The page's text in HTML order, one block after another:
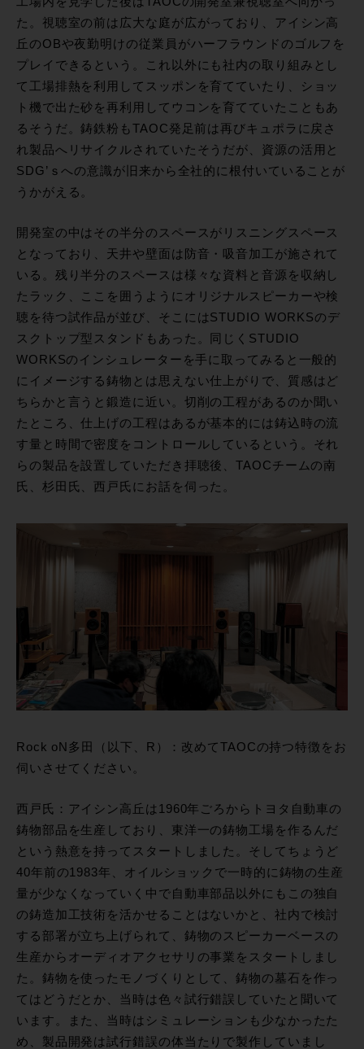
た。視聴室の前は広大な庭が広がっており、アイシン高
丘のOBや夜勤明けの従業員がハーフラウンドのゴルフを
プレイできるという。これ以外にも社内の取り組みとし
て工場排熱を利用してスッポンを育てていたり、ショッ
ト機で出た砂を再利用してウコンを育てていたこともあ
るそうだ。鋳鉄粉もTAOC発足前は再びキュポラに戻さ
れ製品へリサイクルされていたそうだが、資源の活用と
SDG’ｓへの意識が旧来から全社的に根付いていることが
うかがえる。
開発室の中はその半分のスペースがリスニングスペース
となっており、天井や壁面は防音・吸音加工が施されて
いる。残り半分のスペースは様々な資料と音源を収納し
たラック、ここを囲うようにオリジナルスピーカーや検
聴を待つ試作品が並び、そこにはSTUDIO WORKSのデ
スクトップ型スタンドもあった。同じくSTUDIO
WORKSのインシュレーターを手に取ってみると一般的
にイメージする鋳物とは思えない仕上がりで、質感はど
ちらかと言うと鍛造に近い。切削の工程があるのか聞い
たところ、仕上げの工程はあるが基本的には鋳込時の流
す量と時間で密度をコントロールしているという。それ
らの製品を設置していただき拝聴後、TAOCチームの南
氏、杉田氏、西戸氏にお話を伺った。
Rock oN多田（以下、R）：改めてTAOCの持つ特徴をお
伺いさせてください。
西戸氏：アイシン高丘は1960年ごろからトヨタ自動車の
鋳物部品を生産しており、東洋一の鋳物工場を作るんだ
という熱意を持ってスタートしました。そしてちょうど
40年前の1983年、オイルショックで一時的に鋳物の生産
量が少なくなっていく中で自動車部品以外にもこの独自
の鋳造加工技術を活かせることはないかと、社内で検討
する部署が立ち上げられて、鋳物のスピーカーベースの
生産からオーディオアクセサリの事業をスタートしまし
た。鋳物を使ったモノづくりとして、鋳物の墓石を作っ
てはどうだとか、当時は色々試行錯誤していたと聞いて
います。また、当時はシミュレーションも少なかったた
め、製品開発は試行錯誤の体当たりで製作していまし